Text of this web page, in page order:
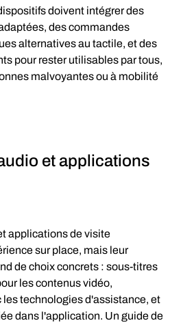
doivent intégrer des
des commandes
alternatives au tactile, et des
pour rester utilisables par tous,
malvoyantes ou à mobilité
et applications
applications de visite
sur place, mais leur
de choix concrets : sous-titres
les contenus vidéo,
technologies d'assistance, et
dans l'application. Un guide de